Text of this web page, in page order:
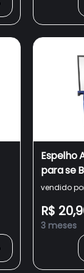
Espelho
para se
Box com
vendido
R$
3 meses